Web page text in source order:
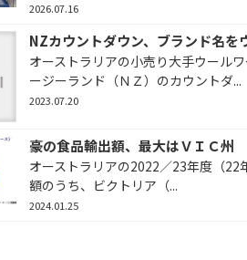
2026.07.16
NZカウントダウン、ブランド名を
オーストラリアの小売り大手ウール
ージーランド（ＮＺ）のカウントダ...
2023.07.20
豪の食品輸出額、最大はＶＩＣ州
オーストラリアの2022／23年度（
額のうち、ビクトリア（...
2024.01.25